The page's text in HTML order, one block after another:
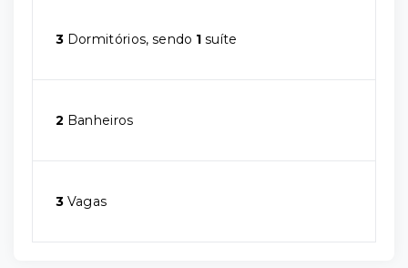
3 Dormitórios, sendo 1 suíte
2 Banheiros
3 Vagas